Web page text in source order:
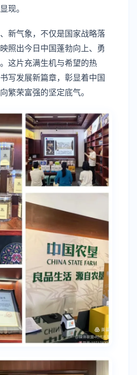
现。
新气象，不仅是国家战略落
照出今日中国蓬勃向上、勇
这片充满生机与希望的热
写发展新篇章，彰显着中国
繁荣富强的坚定底气。